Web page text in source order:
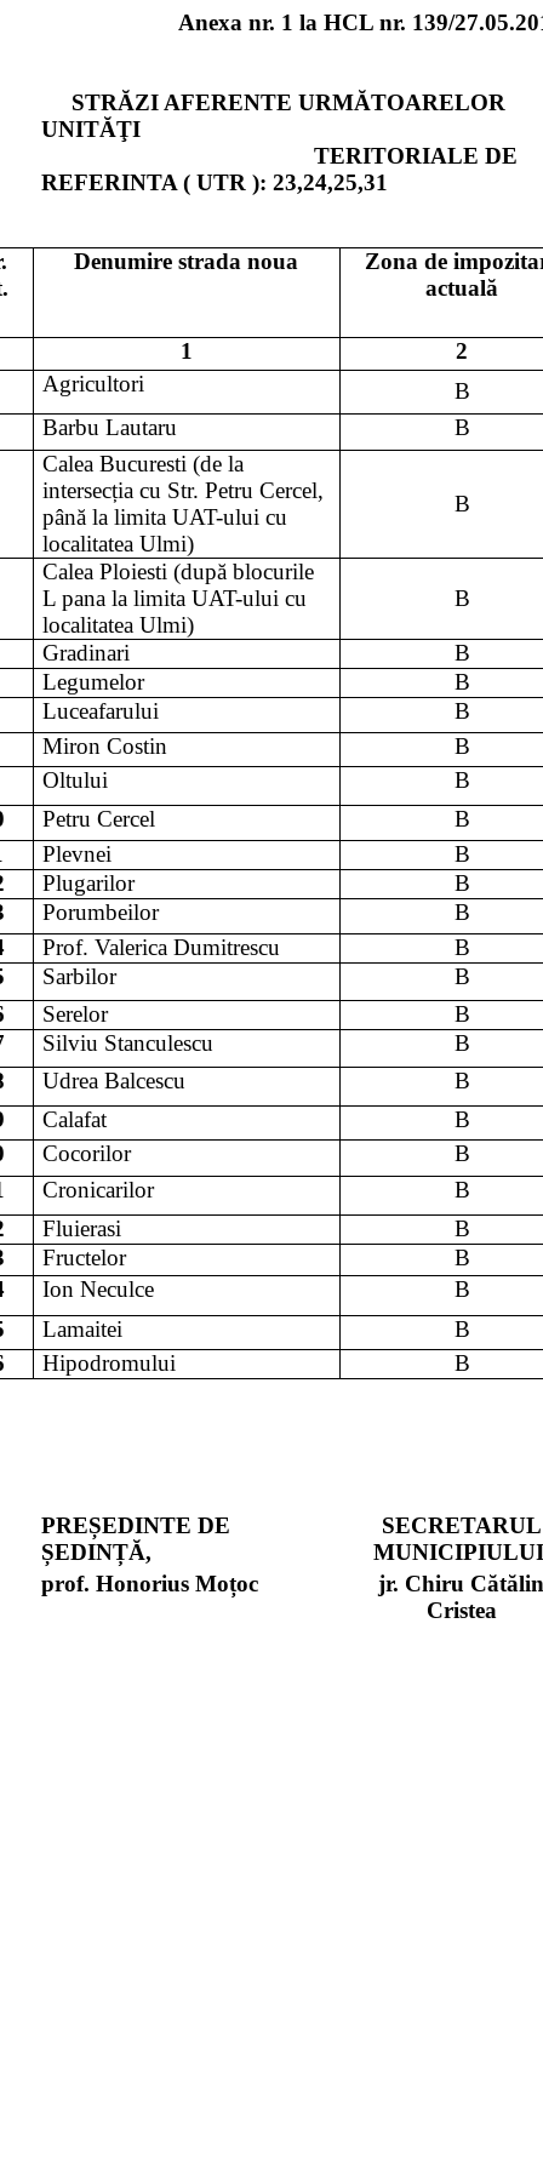
Anexa nr. 1 la HCL nr. 139/
STRĂZI AFERENTE URMĂTOARELOR
UNITĂŢI
TERITORIALE DE
REFERINTA ( UTR ): 23,24,25,31
Denumire strada noua
Zona de
actuală
1
2
Agricultori
B
Barbu Lautaru
B
Calea Bucuresti (de la
intersecția cu Str. Petru Cercel,
până la limita UAT-ului cu
localitatea Ulmi)
B
Calea Ploiesti (după blocurile
L pana la limita UAT-ului cu
localitatea Ulmi)
B
Gradinari
B
Legumelor
B
Luceafarului
B
Miron Costin
B
Oltului
B
Petru Cercel
B
Plevnei
B
Plugarilor
B
Porumbeilor
B
Prof. Valerica Dumitrescu
B
Sarbilor
B
Serelor
B
Silviu Stanculescu
B
Udrea Balcescu
B
Calafat
B
Cocorilor
B
Cronicarilor
B
Fluierasi
B
Fructelor
B
Ion Neculce
B
Lamaitei
B
Hipodromului B
PREȘEDINTE DE
ȘEDINȚĂ,
SECRETARUL
prof. Honorius Moțoc
jr. Chiru
Cristea